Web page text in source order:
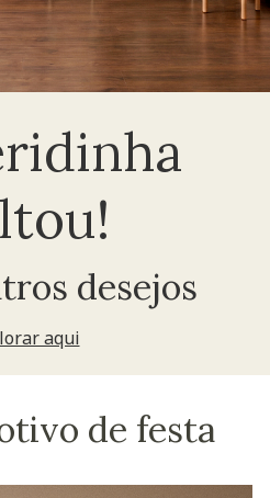
desejos
aqui
de festa